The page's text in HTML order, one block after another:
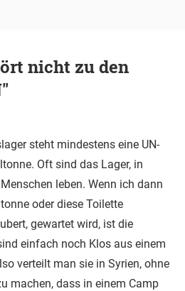
nicht zu den
steht mindestens eine UN-
Oft sind das Lager, in
leben. Wenn ich dann
oder diese Toilette
gewartet wird, ist die
einfach noch Klos aus einem
verteilt man sie in Syrien, ohne
machen, dass in einem Camp